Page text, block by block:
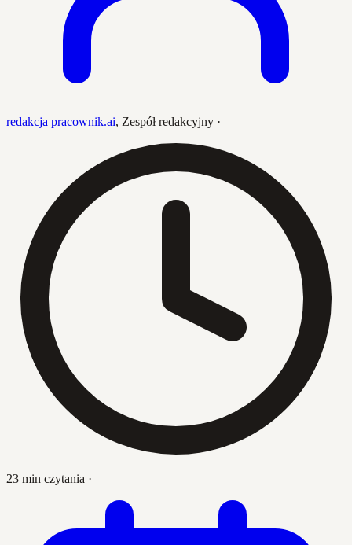
redakcja pracownik.ai, Zespół redakcyjny ·
23 min czytania ·